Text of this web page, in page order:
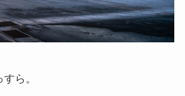
ら。